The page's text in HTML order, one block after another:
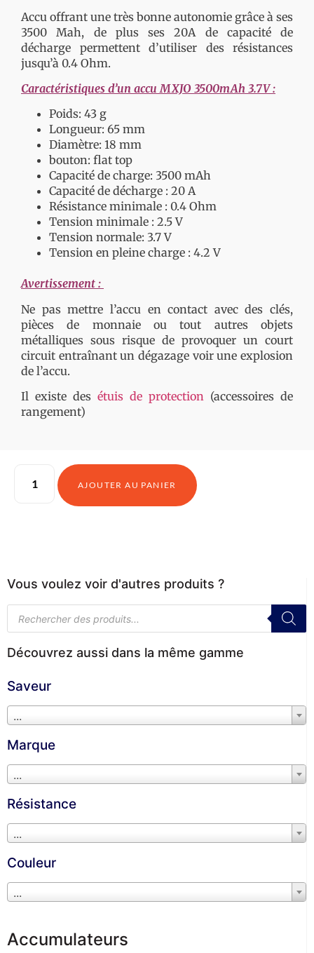
Accu offrant une très bonne autonomie grâce à ses
3500 Mah, de plus ses 20A de capacité de
décharge permettent d’utiliser des résistances
jusqu’à 0.4 Ohm.
Caractéristiques d’un accu MXJO 3500mAh 3.7V :
Poids: 43 g
Longueur: 65 mm
Diamètre: 18 mm
bouton: flat top
Capacité de charge: 3500 mAh
Capacité de décharge : 20 A
Résistance minimale : 0.4 Ohm
Tension minimale : 2.5 V
Tension normale: 3.7 V
Tension en pleine charge : 4.2 V
Avertissement :
Ne pas mettre l’accu en contact avec des clés,
pièces de monnaie ou tout autres objets
métalliques sous risque de provoquer un court
circuit entraînant un dégazage voir une explosion
de l’accu.
Il existe des étuis de protection (accessoires de
rangement)
AJOUTER AU PANIER
Vous voulez voir d'autres produits ?
Découvrez aussi dans la même gamme
Saveur
...
Marque
...
Résistance
...
Couleur
...
Accumulateurs